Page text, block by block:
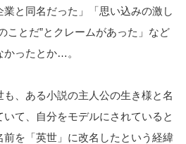
と同名だった」「思い込みの激し
ことだ”とクレームがあった」など
かったとか…。
、ある小説の主人公の生き様と名
て、自分をモデルにされていると
を「英世」に改名したという経緯